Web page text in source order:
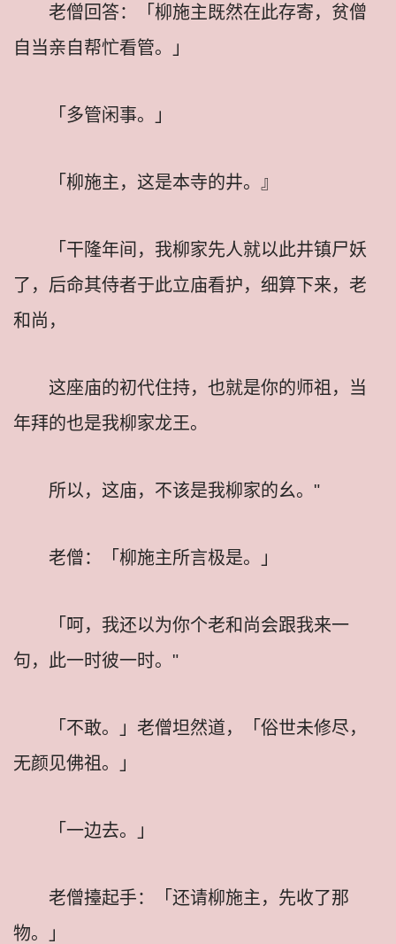
老僧回答：「柳施主既然在此存寄，贫僧
自当亲自帮忙看管。」
「多管闲事。」
「柳施主，这是本寺的井。』
「干隆年间，我柳家先人就以此井镇尸妖
了，后命其侍者于此立庙看护，细算下来，老
和尚，
这座庙的初代住持，也就是你的师祖，当
年拜的也是我柳家龙王。
所以，这庙，不该是我柳家的幺。"
老僧：「柳施主所言极是。」
「呵，我还以为你个老和尚会跟我来一
句，此一时彼一时。"
「不敢。」老僧坦然道，「俗世未修尽，
无颜见佛祖。」
「一边去。」
老僧擡起手：「还请柳施主，先收了那
物。」